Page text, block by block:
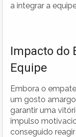
a integrar a
Impacto do
Equipe
Embora o
um gosto
garantir uma
impulso
conseguido